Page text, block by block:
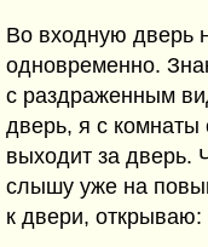
Во входную дверь
одновременно.
с раздраженным
дверь, я с комнаты
выходит за дверь.
слышу уже на
к двери, открываю: